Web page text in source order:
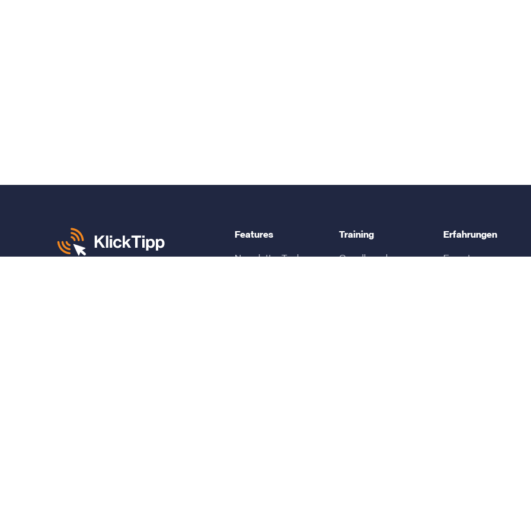
Features
Newsletter Tool
Training
Grundlagenkurs
Erfahrungen
Experten